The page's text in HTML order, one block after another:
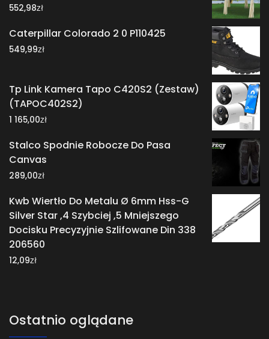
552,98zł
Caterpillar Colorado 2 0 P110425
549,99zł
Tp Link Kamera Tapo C420S2 (Zestaw)
(TAPOC402S2)
1 165,00zł
Stalco Spodnie Robocze Do Pasa
Canvas
289,00zł
Kwb Wiertło Do Metalu Ø 6mm Hss-G
Silver Star ,4 Szybciej ,5 Mniejszego
Docisku Precyzyjnie Szlifowane Din 338
206560
12,09zł
Ostatnio oglądane